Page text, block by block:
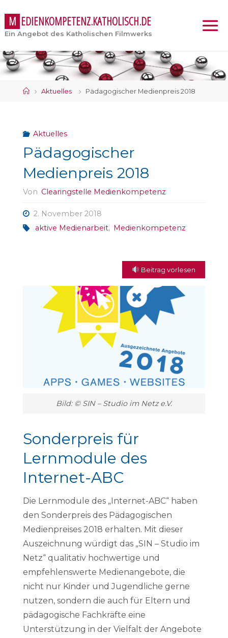
M EDIENKOMPETENZ.KATHOLISCH.DE
Ein Angebot des Katholischen Filmwerks
StartAktuelles Pädagogischer Medienpreis 2018
Aktuelles
Pädagogischer
Medienpreis 2018
Von Clearingstelle Medienkompetenz
2. November 2018
aktive Medienarbeit, Medienkompetenz
Beitrag vorlesen
Bild: © SIN – Studio im Netz e.V.
Sonderpreis für
Lernmodule des
Internet-ABC
Die Lernmodule des „Internet-ABC“ haben
den Sonderpreis des Pädagogischen
Medienpreises 2018 erhalten. Mit dieser
Auszeichnung würdigt das „SIN – Studio im
Netz“ qualitativ hochwertige und
empfehlenswerte Medienangebote, die
nicht nur Kinder und Jugendliche gerne
nutzen, sondern die auch für Eltern und
pädagogische Fachkräfte eine
Unterstützung in der Vielfalt der Angebote